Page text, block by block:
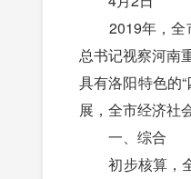
2019年，全市
总书记视察河南
具有洛阳特色的
展，全市经济社
一、综合
初步核算，全